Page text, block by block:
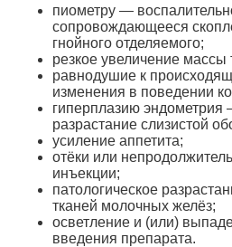
пиометру —
сопровождающееся
гнойного отделяемого;
резкое увеличение массы
равнодушие к
изменения в поведении
гиперплазию эндометрия
разрастание слизистой
усиление аппетита;
отёки или
инъекции;
патологическое
тканей молочных желёз;
осветление и (или)
введения препарата.